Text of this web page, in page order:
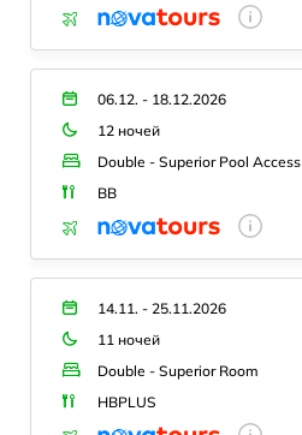
06.12. - 18.12.2026
12 ночей
Double - Superior Pool Access
BB
14.11. - 25.11.2026
11 ночей
Double - Superior Room
HBPLUS